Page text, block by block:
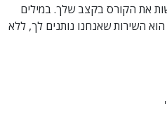
את הקורס בקצב שלך. במילים
השירות שאנחנו נותנים לך, ללא